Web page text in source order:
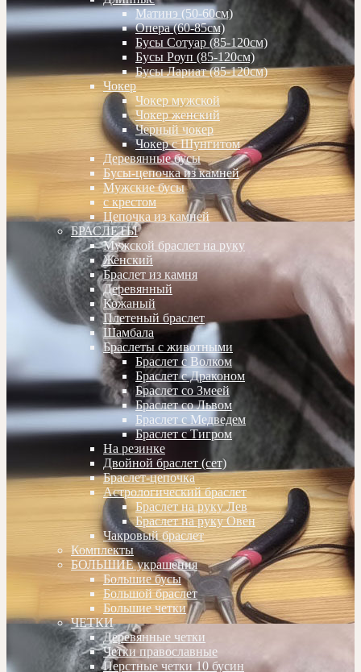
Матинэ (50-60см)
Опера (60-85см)
Бусы Сотуар (85-120см)
Бусы Роуп (85-120см)
Бусы Лариат (85-120см)
Чокер
Чокер мужской
Чокер женский
Черный чокер
Чокер с Шунгитом
Деревянные бусы
Бусы-цепочка из камней
Мужские бусы
с крестом
Цепочка из камней
БРАСЛЕТЫ
Мужской браслет на руку
Женский
Браслет из камня
Деревянный
Кожаный
Плетеный браслет
Шамбала
Браслеты с животными
Браслет с Волком
Браслет с Драконом
Браслет со Змеей
Браслет со Львом
Браслет с Медведем
Браслет с Тигром
На резинке
Двойной браслет (сет)
Браслет-цепочка
Астрологический браслет
Браслет на руку Лев
Браслет на руку Овен
Чакровый браслет
Комплекты
БОЛЬШИЕ украшения
Большие бусы
Большой браслет
Большие четки
ЧЕТКИ
Деревянные четки
Четки православные
Перстные четки 10 бусин